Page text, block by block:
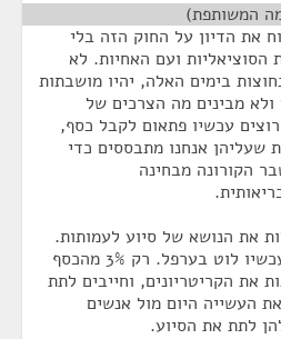
המשותפת)
את הדיון על החוק הזה בלי
ועם האחיות. לא
בימים האלה, יהיו מושבתות
מבינים מה הצרכים של
עכשיו פתאום לקבל כסף,
אנחנו מתבססים כדי
הקורונה מבחינה
את הנושא של סיוע לעמותות.
כל הסיוע שדובר עליו עד עכשיו לוט בערפל. רק 3% מהכסף
את הקריטריונים, וחייבים לתת
העשייה היום מול אנשים
לתת את הסיוע.